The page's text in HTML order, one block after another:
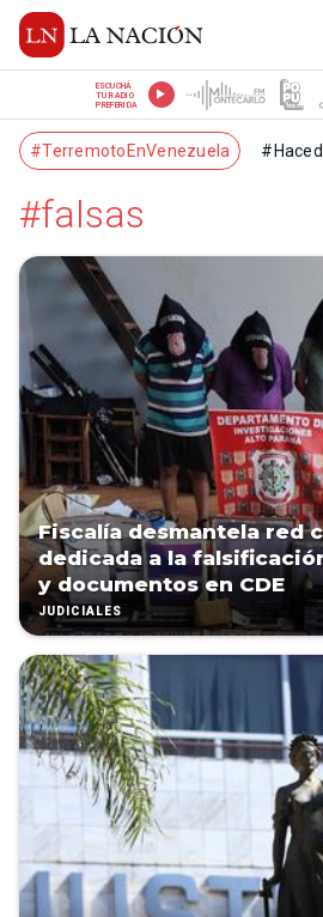
ESCUCHÁ
TU RADIO
PREFERIDA
#TerremotoEnVenezuela
#falsas
Fiscalía desmantela red
dedicada a la
y documentos en CDE
JUDICIALES